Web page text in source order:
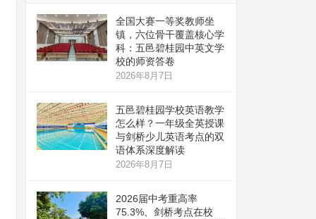
全国大赛一等奖教师坐
镇，六位骨干覆盖核心学
科：五邑碧桂园中英文学
校的师资答卷
2026年8月7日
五邑碧桂园学校英语教学
怎么样？一年级全英授课
与剑桥少儿英语考点的双
语体系深度解读
2026年8月7日
2026届中考重高率
75.3%、剑桥考点在校